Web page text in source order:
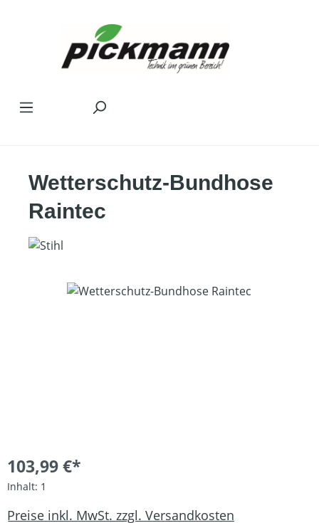
Wetterschutz-Bundhose
Raintec
Bildergalerie überspringen
103,99 €*
Inhalt: 1
Preise inkl. MwSt. zzgl. Versandkosten